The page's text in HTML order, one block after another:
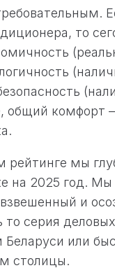
то
общий комфорт
мы
на 2025 год.
и
серия
или
столицы.